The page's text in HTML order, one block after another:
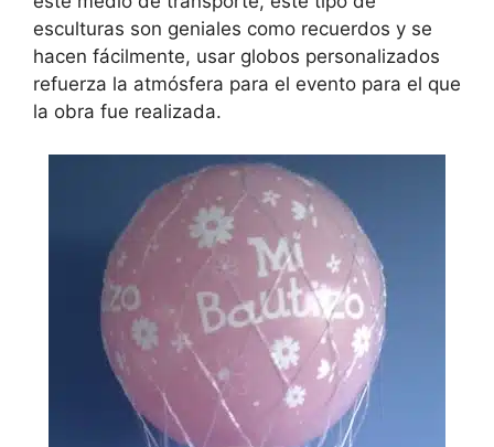
esculturas son geniales como recuerdos y se
hacen fácilmente, usar globos personalizados
refuerza la atmósfera para el evento para el que
la obra fue realizada.